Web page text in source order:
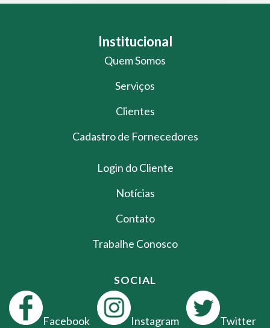
Institucional
Quem Somos
Serviços
Clientes
Cadastro de Fornecedores
Login do Cliente
Notícias
Contato
Trabalhe Conosco
SOCIAL
Facebook Instagram Twitter